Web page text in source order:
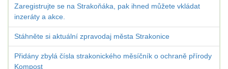
Zaregistrujte se na Strakoňáka, pak ihned můžete vkládat
inzeráty a akce.
Stáhněte si aktuální zpravodaj města Strakonice
Přidány zbylá čísla strakonického měsíčník o ochraně přírody
Kompost